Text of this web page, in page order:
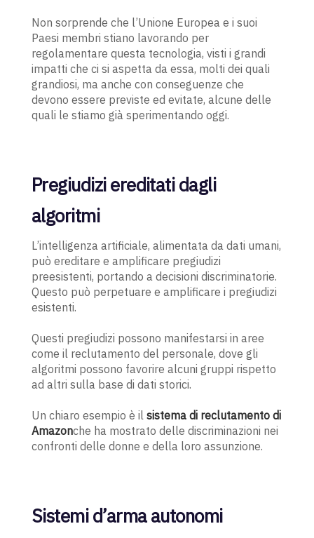
Non sorprende che l’Unione Europea e i suoi
Paesi membri stiano lavorando per
regolamentare questa tecnologia, visti i grandi
impatti che ci si aspetta da essa, molti dei quali
grandiosi, ma anche con conseguenze che
devono essere previste ed evitate, alcune delle
quali le stiamo già sperimentando oggi.
Pregiudizi ereditati dagli
algoritmi
L’intelligenza artificiale, alimentata da dati umani,
può ereditare e amplificare pregiudizi
preesistenti, portando a decisioni discriminatorie.
Questo può perpetuare e amplificare i pregiudizi
esistenti.
Questi pregiudizi possono manifestarsi in aree
come il reclutamento del personale, dove gli
algoritmi possono favorire alcuni gruppi rispetto
ad altri sulla base di dati storici.
Un chiaro esempio è il sistema di reclutamento di
Amazonche ha mostrato delle discriminazioni nei
confronti delle donne e della loro assunzione.
Sistemi d’arma autonomi